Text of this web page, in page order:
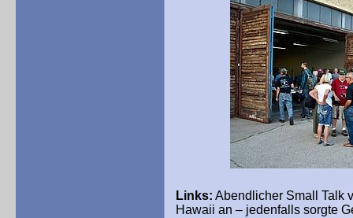
Links: Abendlicher Small Talk
Hawaii an – jedenfalls sorgte